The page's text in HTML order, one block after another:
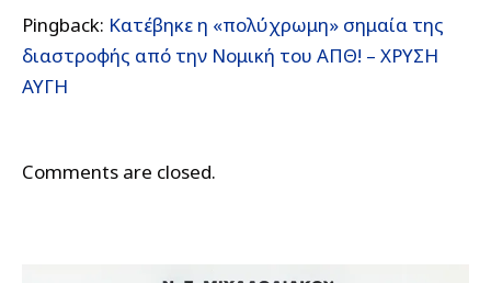
Pingback: Κατέβηκε η «πολύχρωμη» σημαία της
διαστροφής από την Νομική του ΑΠΘ! – ΧΡΥΣΗ
ΑΥΓΗ
Comments are closed.